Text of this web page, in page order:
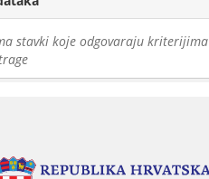
stavki koje odgovaraju kriterijima